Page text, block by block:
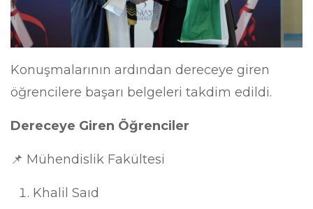
Konuşmalarının ardından dereceye giren
öğrencilere başarı belgeleri takdim edildi.
Dereceye Giren Öğrenciler
📌 Mühendislik Fakültesi
Khalil Saıd